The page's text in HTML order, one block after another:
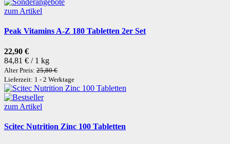
zum Artikel
Peak Vitamins A-Z 180 Tabletten 2er Set
22,90 €
84,81 € / 1 kg
Alter Preis: 25,80 €
Lieferzeit: 1 - 2 Werktage
zum Artikel
Scitec Nutrition Zinc 100 Tabletten